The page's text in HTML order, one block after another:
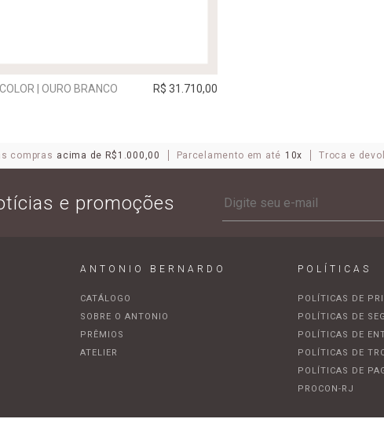
| OURO BRANCO R$ 31.710,00
compras acima de R$1.000,00 Parcelamento em até 10x Troca e
e promoções
ANTONIO BERNARDO
CATÁLOGO
SOBRE O ANTONIO
PRÊMIOS
ATELIER
POLÍTICAS
POLÍTICAS DE
POLÍTICAS DE
POLÍTICAS DE
POLÍTICAS DE
POLÍTICAS DE
PROCON-RJ